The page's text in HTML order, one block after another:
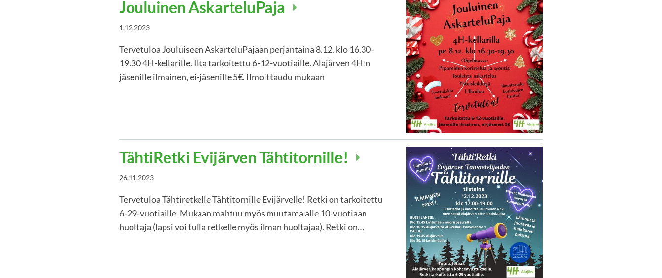
Jouluinen AskarteluPaja
1.12.2023
Tervetuloa Jouluiseen AskarteluPajaan perjantaina 8.12. klo 16.30-
19.30 4H-kellarille. Ilta tarkoitettu 6-12-vuotiaille. Alajärven 4H:n
jäsenille ilmainen, ei-jäsenille 5€. Ilmoittaudu mukaan
TähtiRetki Evijärven Tähtitornille!
26.11.2023
Tervetuloa Tähtiretkelle Tähtitornille Evijärvelle! Retki on tarkoitettu
6-29-vuotiaille. Mukaan mahtuu myös muutama alle 10-vuotiaan
huoltaja (lapsi voi tulla retkelle myös ilman huoltajaa). Retki on…